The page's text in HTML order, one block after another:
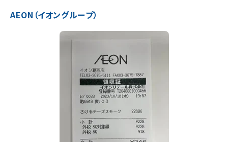
AEON（イオングループ）